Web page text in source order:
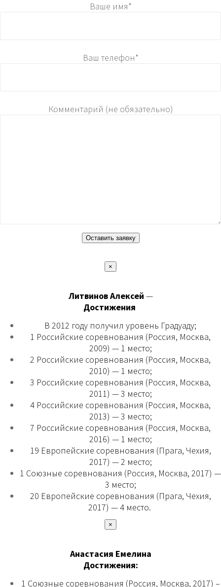
Ваше имя*
Ваш телефон*
Комментарий (не обязательно)
×
Литвинов Алексей —
Достижения
В 2012 году получил уровень Градуаду;
1 Российские соревнования (Россия, Москва,
2009) — 1 место;
2 Российские соревнования (Россия, Москва,
2010) — 1 место;
3 Российские соревнования (Россия, Москва,
2011) — 3 место;
4 Российские соревнования (Россия, Москва,
2013) — 3 место;
7 Российские соревнования (Россия, Москва,
2016) — 1 место;
19 Европейские соревнования (Прага, Чехия,
2017) — 2 место;
1 Союзные соревнования (Россия, Москва, 2017) —
3 место;
20 Европейские соревнования (Прага, Чехия,
2017) — 4 место.
×
Анастасия Емелина
Достижения:
1 Союзные соревнования (Россия, Москва, 2017) –